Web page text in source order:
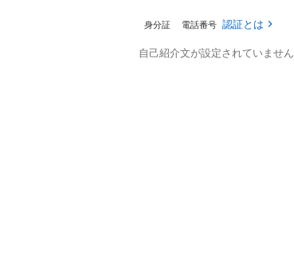
身分証 電話番号 認証とは
自己紹介文が設定されていません